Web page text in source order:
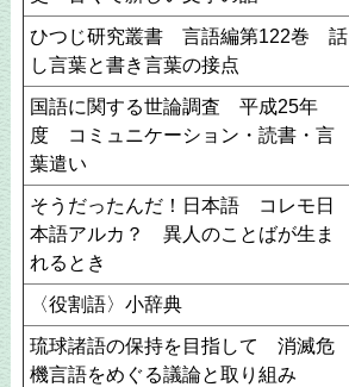
ひつじ研究叢書 言語編第122巻 話
し言葉と書き言葉の接点
国語に関する世論調査 平成25年
度 コミュニケーション・読書・言
葉遣い
そうだったんだ！日本語 コレモ日
本語アルカ？ 異人のことばが生ま
れるとき
〈役割語〉小辞典
琉球諸語の保持を目指して 消滅危
機言語をめぐる議論と取り組み